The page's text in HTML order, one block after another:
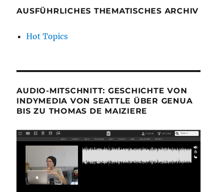
AUSFÜHRLICHES THEMATISCHES ARCHIV
Hot Topics
AUDIO-MITSCHNITT: GESCHICHTE VON
INDYMEDIA VON SEATTLE ÜBER GENUA
BIS ZU THOMAS DE MAIZIERE